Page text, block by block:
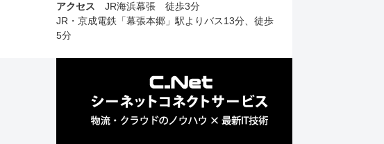
アクセス JR海浜幕張 徒歩3分
JR・京成電鉄「幕張本郷」駅よりバス13分、徒歩
5分